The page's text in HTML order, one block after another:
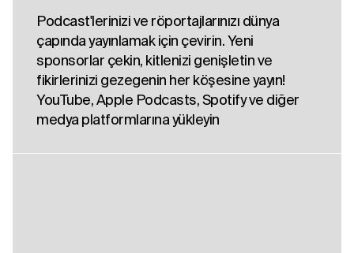
Podcast'lerinizi ve röportajlarınızı dünya
çapında yayınlamak için çevirin. Yeni
sponsorlar çekin, kitlenizi genişletin ve
fikirlerinizi gezegenin her köşesine yayın!
YouTube, Apple Podcasts, Spotify ve diğer
medya platformlarına yükleyin